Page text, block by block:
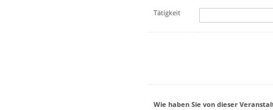
Tätigkeit
Wie haben Sie von dieser